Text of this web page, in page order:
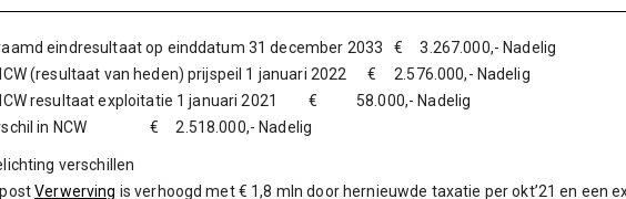
eindresultaat op einddatum 31 december 2033 € 3.267.000,- Nadelig
(resultaat van heden) prijspeil 1 januari 2022 € 2.576.000,- Nadelig
resultaat exploitatie 1 januari 2021 € 58.000,- Nadelig
in NCW € 2.518.000,- Nadelig
verschillen
postVerwerving is verhoogd met € 1,8 mln door hernieuwde taxatie per okt’21 en een